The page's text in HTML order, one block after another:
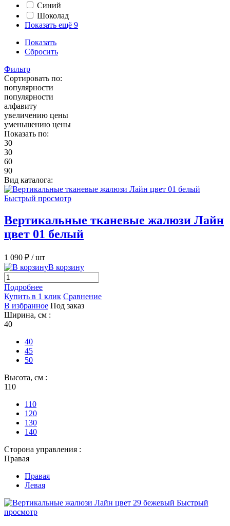
Синий
Шоколад
Показать ещё 9
Показать
Сбросить
Фильтр
Сортировать по:
популярности
популярности
алфавиту
увеличению цены
уменьшению цены
Показать по:
30
30
60
90
Вид каталога:
Быстрый просмотр
Вертикальные тканевые жалюзи Лайн
цвет 01 белый
1 090 ₽ / шт
В корзину
Подробнее
Купить в 1 клик Сравнение
В избранное Под заказ
Ширина, см :
40
40
45
50
Высота, см :
110
110
120
130
140
Сторона управления :
Правая
Правая
Левая
Быстрый
просмотр